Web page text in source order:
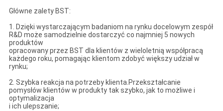
Główne zalety BST:
1. Dzięki wystarczającym badaniom na rynku docelowym zespół
R&D może samodzielnie dostarczyć co najmniej 5 nowych
produktów
opracowany przez BST dla klientów z wieloletnią współpracą
każdego roku, pomagając klientom zdobyć większy udział w
rynku;
2. Szybka reakcja na potrzeby klienta.Przekształcanie
pomysłów klientów w produkty tak szybko, jak to możliwe i
optymalizacja
i ich ulepszanie;